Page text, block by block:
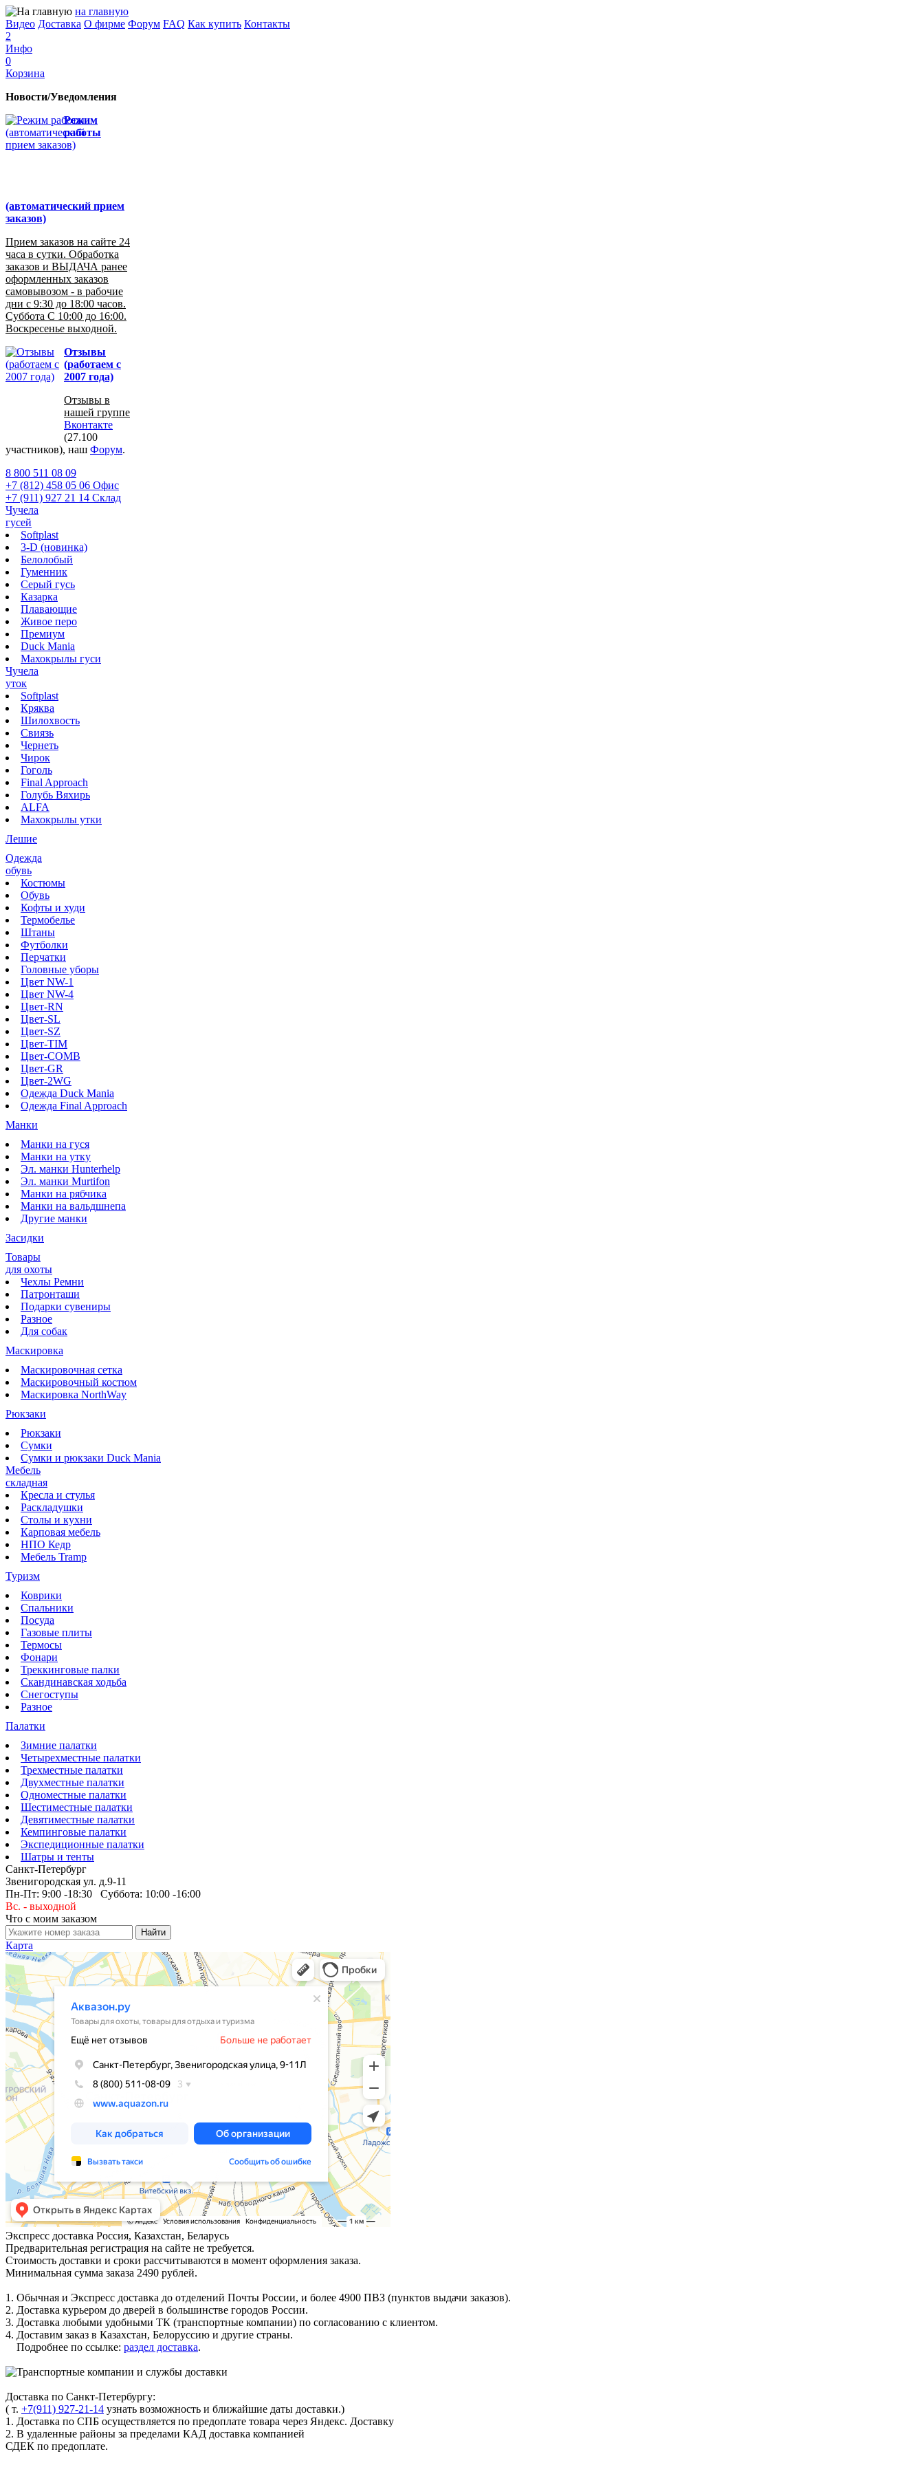
на главную
Видео Доставка О фирме Форум FAQ Как купить Контакты
2
Инфо
0
Корзина
Новости/Уведомления
Режим
работы
(автоматический прием
заказов)
Прием заказов на сайте 24
часа в сутки. Обработка
заказов и ВЫДАЧА ранее
оформленных заказов
самовывозом - в рабочие
дни с 9:30 до 18:00 часов.
Суббота С 10:00 до 16:00.
Воскресенье выходной.
Отзывы
(работаем с
2007 года)
Отзывы в
нашей группе
Вконтакте
(27.100
участников), наш Форум.
8 800 511 08 09
+7 (812) 458 05 06 Офис
+7 (911) 927 21 14 Склад
Чучела
гусей
Softplast
3-D (новинка)
Белолобый
Гуменник
Серый гусь
Казарка
Плавающие
Живое перо
Премиум
Duck Mania
Махокрылы гуси
Чучела
уток
Softplast
Кряква
Шилохвость
Свиязь
Чернеть
Чирок
Гоголь
Final Approach
Голубь Вяхирь
ALFA
Махокрылы утки
Лешие
Одежда
обувь
Костюмы
Обувь
Кофты и худи
Термобелье
Штаны
Футболки
Перчатки
Головные уборы
Цвет NW-1
Цвет NW-4
Цвет-RN
Цвет-SL
Цвет-SZ
Цвет-TIM
Цвет-COMB
Цвет-GR
Цвет-2WG
Одежда Duck Mania
Одежда Final Approach
Манки
Манки на гуся
Манки на утку
Эл. манки Hunterhelp
Эл. манки Murtifon
Манки на рябчика
Манки на вальдшнепа
Другие манки
Засидки
Товары
для охоты
Чехлы Ремни
Патронташи
Подарки сувениры
Разное
Для собак
Маскировка
Маскировочная сетка
Маскировочный костюм
Маскировка NorthWay
Рюкзаки
Рюкзаки
Сумки
Сумки и рюкзаки Duck Mania
Мебель
складная
Кресла и стулья
Раскладушки
Столы и кухни
Карповая мебель
НПО Кедр
Мебель Tramp
Туризм
Коврики
Спальники
Посуда
Газовые плиты
Термосы
Фонари
Треккинговые палки
Скандинавская ходьба
Снегоступы
Разное
Палатки
Зимние палатки
Четырехместные палатки
Трехместные палатки
Двухместные палатки
Одноместные палатки
Шестиместные палатки
Девятиместные палатки
Кемпинговые палатки
Экспедиционные палатки
Шатры и тенты
Санкт-Петербург
Звенигородская ул. д.9-11
Пн-Пт: 9:00 -18:30 Суббота: 10:00 -16:00
Вс. - выходной
Что с моим заказом
Карта
Экспресс доставка Россия, Казахстан, Беларусь
Предварительная регистрация на сайте не требуется.
Стоимость доставки и сроки рассчитываются в момент оформления заказа.
Минимальная сумма заказа 2490 рублей.
1. Обычная и Экспресс доставка до отделений Почты России, и более 4900 ПВЗ (пунктов выдачи заказов).
2. Доставка курьером до дверей в большинстве городов России.
3. Доставка любыми удобными ТК (транспортные компании) по согласованию с клиентом.
4. Доставим заказ в Казахстан, Белоруссию и другие страны.
Подробнее по ссылке: раздел доставка.
Доставка по Санкт-Петербургу:
( т. +7(911) 927-21-14 узнать возможность и ближайшие даты доставки.)
1. Доставка по СПБ осуществляется по предоплате товара через Яндекс. Доставку
2. В удаленные районы за пределами КАД доставка компанией
СДЕК по предоплате.